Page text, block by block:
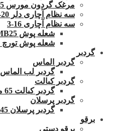
مرغک گردون مورس 5
سه نظام آچاری دلر 20-5
سه نظام آچاری 16-3
شعله پوش CO2 MB25
شعله پوش تورچ MB15
گردبر
گردبر الماس
گردبر لب الماس 45 میلیمتر
گردبر کبالت
گردبر کبالت 65 میلیمتر
گردبر پرسلان
گردبر پرسلان 45 میلیمتر
برقو
برقو دستی